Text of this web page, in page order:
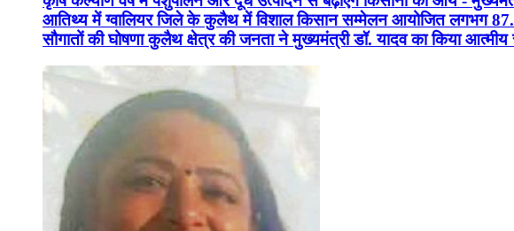
आतिथ्य में ग्वालियर जिले के कुलैथ में विशाल किसान सम्मेलन आयोजित लगभग
सौगातों की घोषणा कुलैथ क्षेत्र की जनता ने मुख्यमंत्री डॉ. यादव का किया आत्मीय